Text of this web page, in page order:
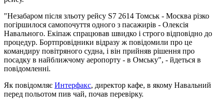
"Незабаром після зльоту рейсу S7 2614 Томськ - Москва різко
погіршилося самопочуття одного з пасажирів - Олексія
Навального. Екіпаж спрацював швидко і строго відповідно до
процедур. Бортпровідники відразу ж повідомили про це
командиру повітряного судна, і він прийняв рішення про
посадку в найближчому аеропорту - в Омську", - йдеться в
повідомленні.
Як повідомляє Интерфакс, директор кафе, в якому Навальний
перед польотом пив чай, почав перевірку.